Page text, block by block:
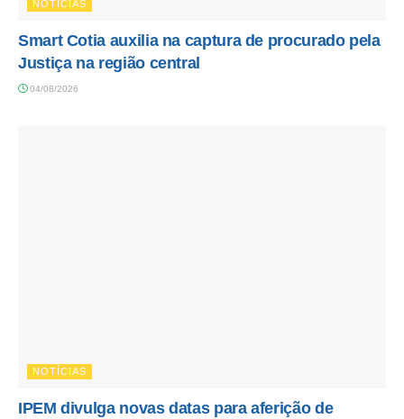
NOTÍCIAS
Smart Cotia auxilia na captura de procurado pela
Justiça na região central
04/08/2026
NOTÍCIAS
IPEM divulga novas datas para aferição de